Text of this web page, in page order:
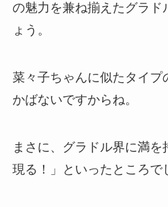
の魅力を兼ね揃えたグラド
ょう。
菜々子ちゃんに似たタイプ
かばないですからね。
まさに、グラドル界に満
現る！」といったところで